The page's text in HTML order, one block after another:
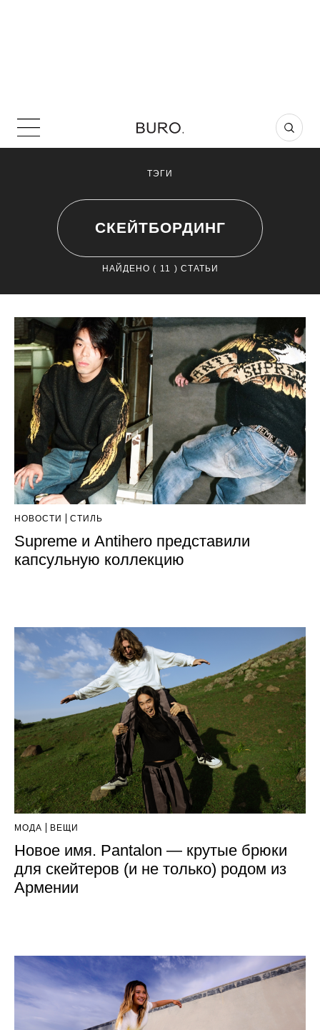
ТЭГИ
СКЕЙТБОРДИНГ
НАЙДЕНО ( 11 ) СТАТЬИ
НОВОСТИ СТИЛЬ
Supreme и Antihero представили
капсульную коллекцию
МОДА ВЕЩИ
Новое имя. Pantalon — крутые брюки
для скейтеров (и не только) родом из
Армении